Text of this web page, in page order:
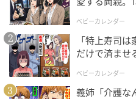
エキサイトニュース
ベビーカレンダー
「特上寿司
だけで済ませ
ベビーカレンダー
義姉「介護な